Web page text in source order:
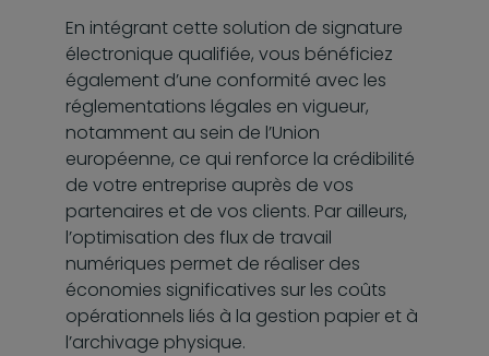
En intégrant cette solution de signature
électronique qualifiée, vous bénéficiez
également d’une conformité avec les
réglementations légales en vigueur,
notamment au sein de l’Union
européenne, ce qui renforce la crédibilité
de votre entreprise auprès de vos
partenaires et de vos clients. Par ailleurs,
l’optimisation des flux de travail
numériques permet de réaliser des
économies significatives sur les coûts
opérationnels liés à la gestion papier et à
l’archivage physique.